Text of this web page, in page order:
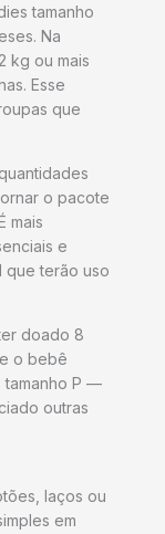
tamanho
Na
kg ou mais
Esse
que
o pacote
mais
e
que terão uso
doado 8
o bebê
tamanho P —
outras
laços ou
em